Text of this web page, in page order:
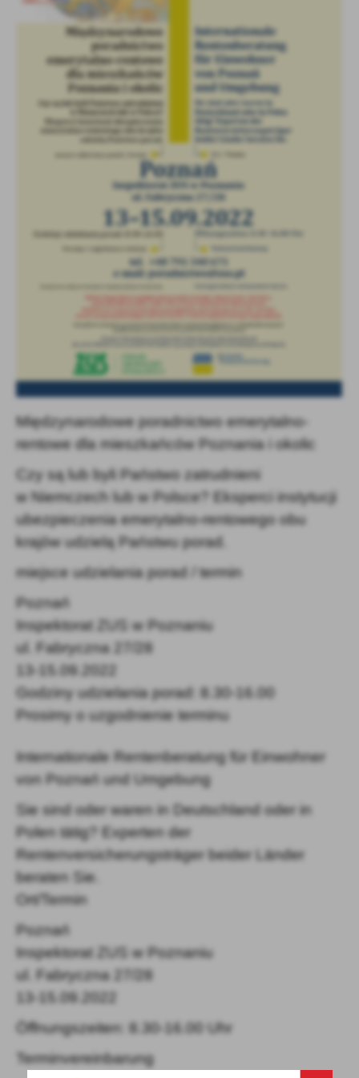
Międzynarodowe poradnictwo emerytalno-
rentowe dla mieszkańców Poznania i okolic
Czy są lub byli Państwo zatrudnieni
w Niemczech lub w Polsce? Eksperci instytucji
ubezpieczenia emerytalno-rentowego obu
krajów udzielą Państwu porad.
miejsce udzielania porad / termin
Poznań
Inspektorat ZUS w Poznaniu
ul. Fabryczna 27/28
13-15.09.2022
Godziny udzielania porad: 8.30-16.00
Prosimy o uzgodnienie terminu
Internationale Rentenberatung für Einwohner
von Poznań und Umgebung
Sie sind oder waren in Deutschland oder in
Polen tätig? Experten der
Rentenversicherungsträger beider Länder
beraten Sie.
Ort/Termin
Poznań
Inspektorat ZUS w Poznaniu
ul. Fabryczna 27/28
13-15.09.2022
Öffnungszeiten: 8.30-16.00 Uhr
Terminvereinbarung